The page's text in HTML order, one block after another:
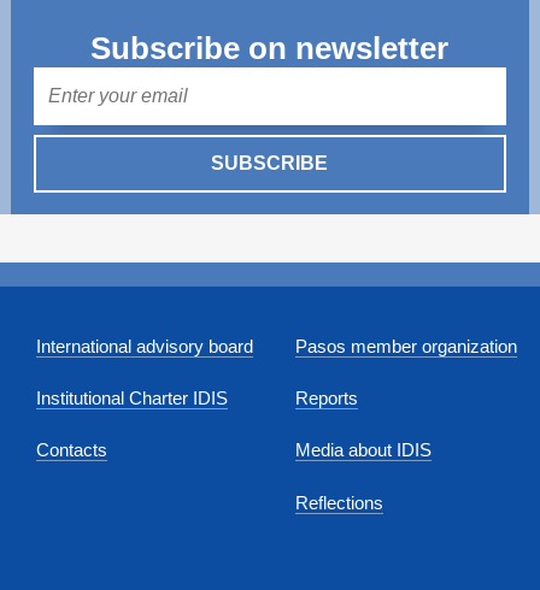
Subscribe on newsletter
SUBSCRIBE
International advisory board
Institutional Charter IDIS
Contacts
Pasos member organization
Reports
Media about IDIS
Reflections